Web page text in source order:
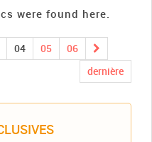
were found here.
04 05
06
dernière